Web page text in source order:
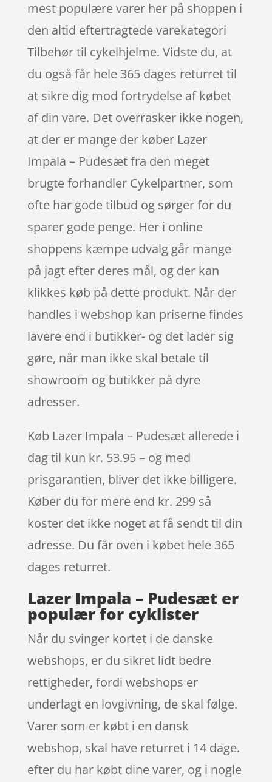
mest populære varer her på shoppen i
den altid eftertragtede varekategori
Tilbehør til cykelhjelme. Vidste du, at
du også får hele 365 dages returret til
at sikre dig mod fortrydelse af købet
af din vare. Det overrasker ikke nogen,
at der er mange der køber Lazer
Impala – Pudesæt fra den meget
brugte forhandler Cykelpartner, som
ofte har gode tilbud og sørger for du
sparer gode penge. Her i online
shoppens kæmpe udvalg går mange
på jagt efter deres mål, og der kan
klikkes køb på dette produkt. Når der
handles i webshop kan priserne findes
lavere end i butikker- og det lader sig
gøre, når man ikke skal betale til
showroom og butikker på dyre
adresser.
Køb Lazer Impala – Pudesæt allerede i
dag til kun kr. 53.95 – og med
prisgarantien, bliver det ikke billigere.
Køber du for mere end kr. 299 så
koster det ikke noget at få sendt til din
adresse. Du får oven i købet hele 365
dages returret.
Lazer Impala – Pudesæt er
populær for cyklister
Når du svinger kortet i de danske
webshops, er du sikret lidt bedre
rettigheder, fordi webshops er
underlagt en lovgivning, de skal følge.
Varer som er købt i en dansk
webshop, skal have returret i 14 dage.
efter du har købt dine varer, og i nogle